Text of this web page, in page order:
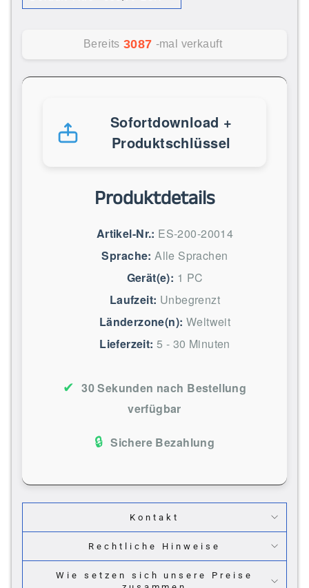
Bereits 3087 -mal verkauft
Sofortdownload +
Produktschlüssel
Produktdetails
Artikel-Nr.: ES-200-20014
Sprache: Alle Sprachen
Gerät(e): 1 PC
Laufzeit: Unbegrenzt
Länderzone(n): Weltweit
Lieferzeit: 5 - 30 Minuten
✔ 30 Sekunden nach Bestellung
verfügbar
🔒 Sichere Bezahlung
Kontakt
Rechtliche Hinweise
Wie setzen sich unsere Preise